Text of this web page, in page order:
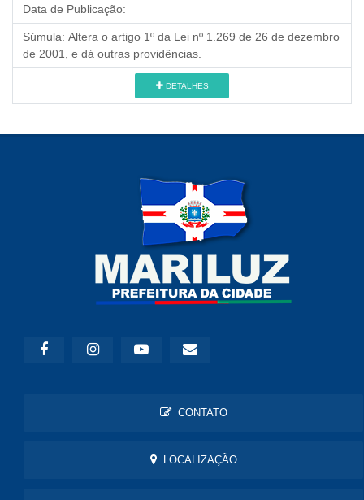
Data de Publicação:
Súmula: Altera o artigo 1º da Lei nº 1.269 de 26 de dezembro
de 2001, e dá outras providências.
DETALHES
CONTATO
LOCALIZAÇÃO